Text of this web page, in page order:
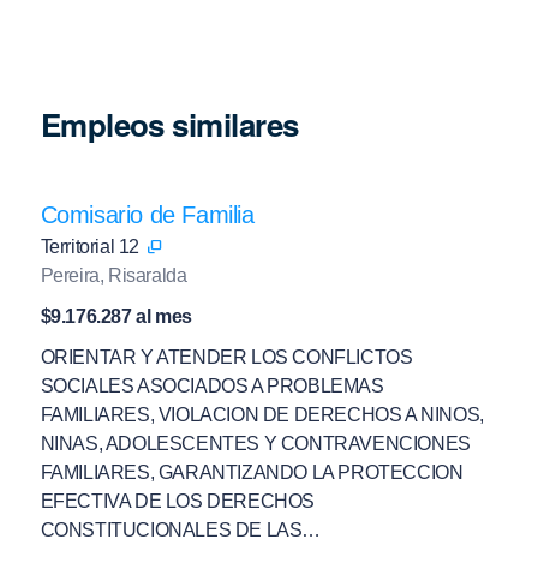
Empleos similares
Comisario de Familia
Territorial 12
Pereira, Risaralda
$9.176.287 al mes
ORIENTAR Y ATENDER LOS CONFLICTOS
SOCIALES ASOCIADOS A PROBLEMAS
FAMILIARES, VIOLACION DE DERECHOS A NINOS,
NINAS, ADOLESCENTES Y CONTRAVENCIONES
FAMILIARES, GARANTIZANDO LA PROTECCION
EFECTIVA DE LOS DERECHOS
CONSTITUCIONALES DE LAS…